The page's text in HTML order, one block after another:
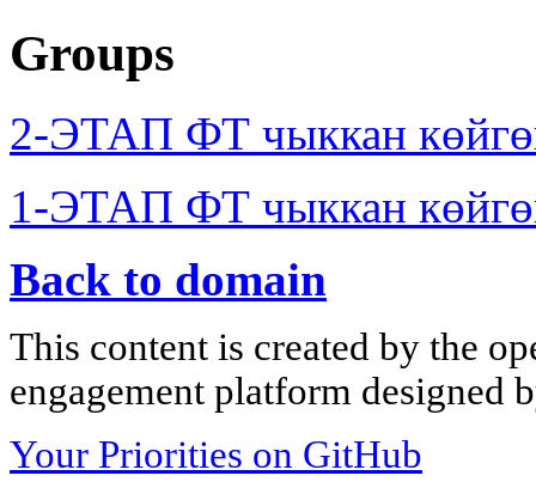
Groups
2-ЭТАП ФТ чыккан
1-ЭТАП ФТ чыккан
Back to domain
This content is created by the
engagement platform designed
Your Priorities on GitHub